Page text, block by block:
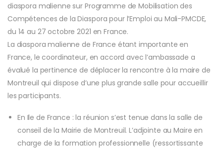
diaspora malienne sur Programme de Mobilisation des
Compétences de la Diaspora pour l’Emploi au Mali-PMCDE,
du 14 au 27 octobre 2021 en France.
La diaspora malienne de France étant importante en
France, le coordinateur, en accord avec l’ambassade a
évalué la pertinence de déplacer la rencontre à la maire de
Montreuil qui dispose d’une plus grande salle pour accueillir
les participants.
En Ile de France : la réunion s’est tenue dans la salle de
conseil de la Mairie de Montreuil. L’adjointe au Maire en
charge de la formation professionnelle (ressortissante